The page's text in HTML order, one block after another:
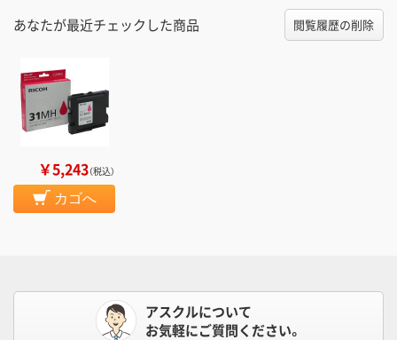
あなたが最近チェックした商品 閲覧履歴の削除
￥5,243（税込）
カゴへ
アスクルについて
お気軽にご質問ください。